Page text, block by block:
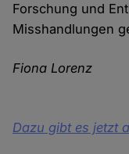
Forschung und
Misshandlungen
Fiona Lorenz
Dazu gibt es jetzt